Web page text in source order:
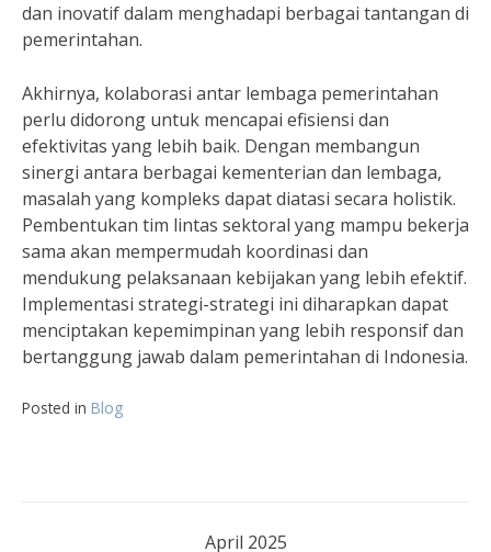
dan inovatif dalam menghadapi berbagai tantangan di
pemerintahan.
Akhirnya, kolaborasi antar lembaga pemerintahan
perlu didorong untuk mencapai efisiensi dan
efektivitas yang lebih baik. Dengan membangun
sinergi antara berbagai kementerian dan lembaga,
masalah yang kompleks dapat diatasi secara holistik.
Pembentukan tim lintas sektoral yang mampu bekerja
sama akan mempermudah koordinasi dan
mendukung pelaksanaan kebijakan yang lebih efektif.
Implementasi strategi-strategi ini diharapkan dapat
menciptakan kepemimpinan yang lebih responsif dan
bertanggung jawab dalam pemerintahan di Indonesia.
Posted in Blog
April 2025